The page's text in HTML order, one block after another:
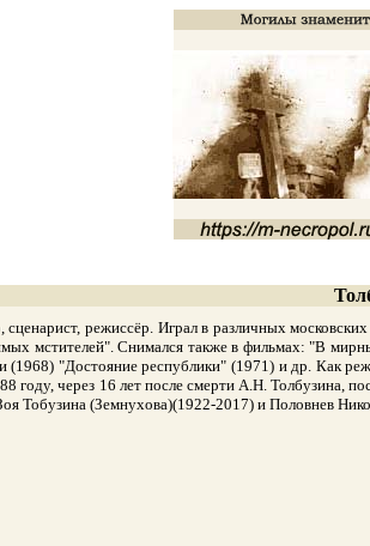
режиссёр. Играл в различных
мстителей". Снимался также в фильмах: "В
(1968) "Достояние республики" (1971) и др. Как
году, через 16 лет после смерти А.Н. Толбузина,
Тобузина (Земнухова)(1922-2017) и Половнев